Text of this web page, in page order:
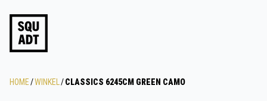
HOME/WINKEL /CLASSICS 6245CM GREEN CAMO